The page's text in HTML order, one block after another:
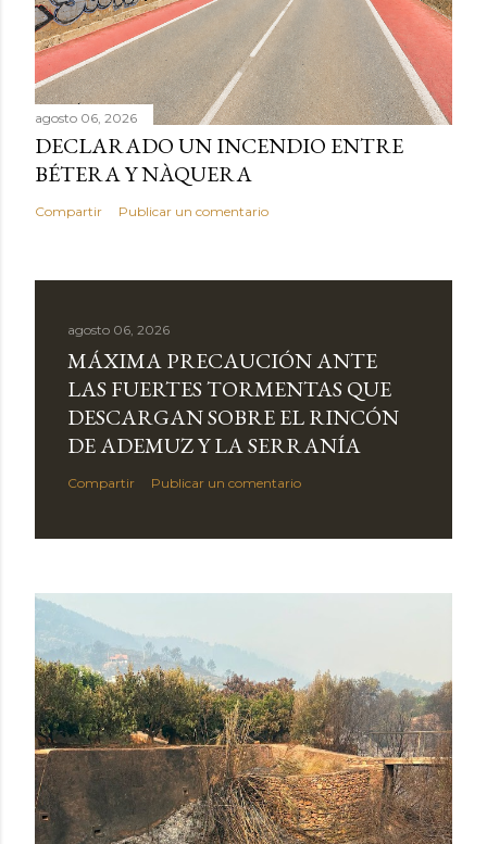
agosto 06, 2026
DECLARADO UN INCENDIO ENTRE
BÉTERA Y NÀQUERA
Compartir Publicar un comentario
agosto 06, 2026
MÁXIMA PRECAUCIÓN ANTE
LAS FUERTES TORMENTAS QUE
DESCARGAN SOBRE EL RINCÓN
DE ADEMUZ Y LA SERRANÍA
Compartir Publicar un comentario